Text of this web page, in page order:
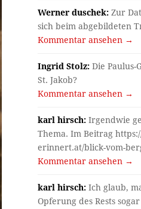
Werner duschek: Zur
sich beim abgebildeten
Kommentar ansehen →
Ingrid Stolz: Die Paulus-
St. Jakob?
Kommentar ansehen →
karl hirsch: Irgendwie
Thema. Im Beitrag
erinnert.at/blick-vom-
Kommentar ansehen →
karl hirsch: Ich glaub,
Opferung des Rests